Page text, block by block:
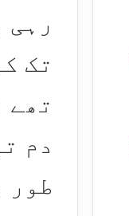
رہی
تک
تھے
دم
طور